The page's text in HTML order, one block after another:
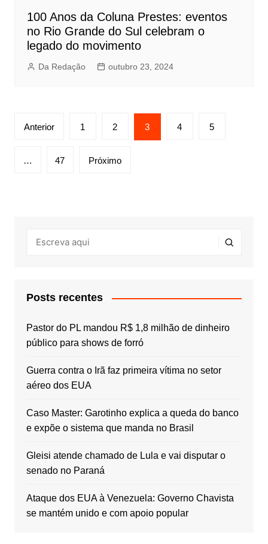
100 Anos da Coluna Prestes: eventos
no Rio Grande do Sul celebram o
legado do movimento
Da Redação outubro 23, 2024
Paginação
posts
Anterior 1 2 3 4 5
… 47 Próximo
Posts recentes
Pastor do PL mandou R$ 1,8 milhão de dinheiro
público para shows de forró
Guerra contra o Irã faz primeira vítima no setor
aéreo dos EUA
Caso Master: Garotinho explica a queda do banco
e expõe o sistema que manda no Brasil
Gleisi atende chamado de Lula e vai disputar o
senado no Paraná
Ataque dos EUA à Venezuela: Governo Chavista
se mantém unido e com apoio popular